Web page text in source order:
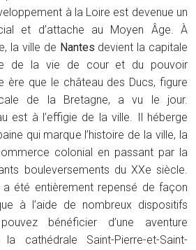
à la Loire est devenue un
et d’attache au Moyen Âge. À
la ville de Nantes devient la capitale
de la vie de cour et du pouvoir
ère que le château des Ducs, figure
de la Bretagne, a vu le jour.
est à l’effigie de la ville. Il héberge
qui marque l’histoire de la ville, la
colonial en passant par la
bouleversements du XXe siècle.
été entièrement repensé de façon
à l’aide de nombreux dispositifs
bénéficier d’une aventure
cathédrale Saint-Pierre-et-Saint-